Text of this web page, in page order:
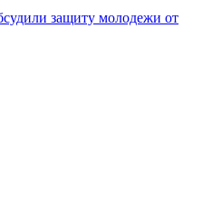
защиту молодежи от